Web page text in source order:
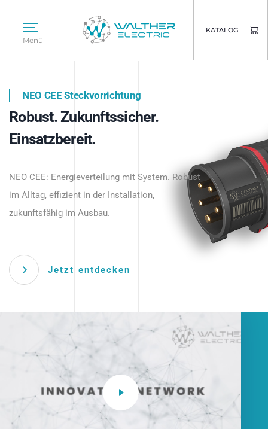
Menü
KATALOG
Intelligente Stromverteilung
beginnt hier.
NEO CEE Steckvorrichtung
Robust. Zukunftssicher.
Einsatzbereit.
NEO CEE: Energieverteilung mit System. Robust
im Alltag, effizient in der Installation,
zukunftsfähig im Ausbau.
Jetzt entdecken
Intelligenz trifft Energie.
Anwendungen – robust, IP-geschützt und
zukunftsfähig.